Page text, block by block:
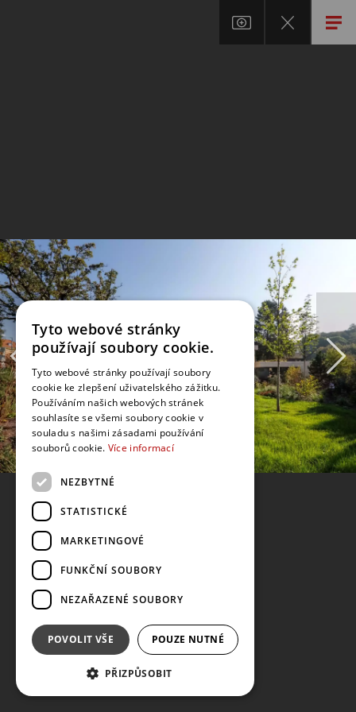
Tyto webové stránky
používají soubory cookie.
Tyto webové stránky používají soubory
cookie ke zlepšení uživatelského zážitku.
Používáním našich webových stránek
souhlasíte se všemi soubory cookie v
souladu s našimi zásadami používání
souborů cookie. Více informací
NEZBYTNÉ
STATISTICKÉ
MARKETINGOVÉ
FUNKČNÍ SOUBORY
NEZAŘAZENÉ SOUBORY
POVOLIT VŠE POUZE NUTNÉ
PŘIZPŮSOBIT